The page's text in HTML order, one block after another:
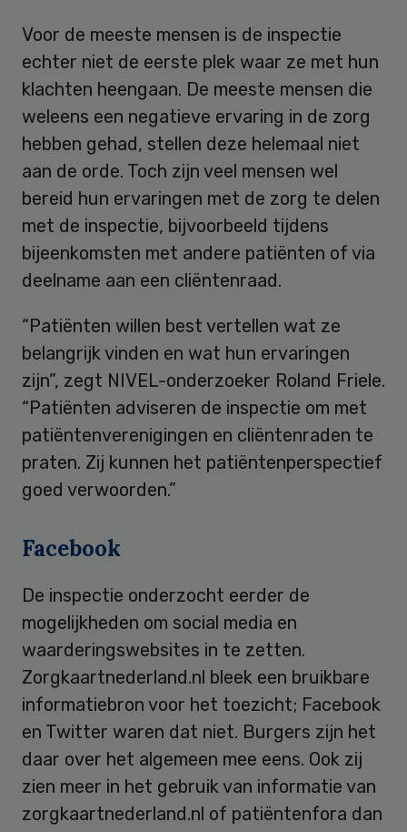
Voor de meeste mensen is de inspectie
echter niet de eerste plek waar ze met hun
klachten heengaan. De meeste mensen die
weleens een negatieve ervaring in de zorg
hebben gehad, stellen deze helemaal niet
aan de orde. Toch zijn veel mensen wel
bereid hun ervaringen met de zorg te delen
met de inspectie, bijvoorbeeld tijdens
bijeenkomsten met andere patiënten of via
deelname aan een cliëntenraad.
“Patiënten willen best vertellen wat ze
belangrijk vinden en wat hun ervaringen
zijn”, zegt NIVEL-onderzoeker Roland Friele.
“Patiënten adviseren de inspectie om met
patiëntenverenigingen en cliëntenraden te
praten. Zij kunnen het patiëntenperspectief
goed verwoorden.”
Facebook
De inspectie onderzocht eerder de
mogelijkheden om social media en
waarderingswebsites in te zetten.
Zorgkaartnederland.nl bleek een bruikbare
informatiebron voor het toezicht; Facebook
en Twitter waren dat niet. Burgers zijn het
daar over het algemeen mee eens. Ook zij
zien meer in het gebruik van informatie van
zorgkaartnederland.nl of patiëntenfora dan